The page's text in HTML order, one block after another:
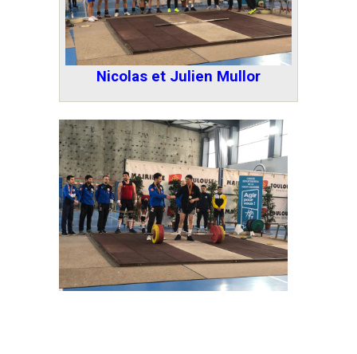
Nicolas et Julien Mullor